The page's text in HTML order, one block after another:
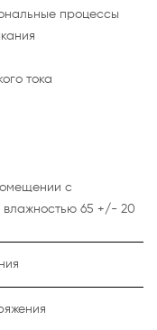
процессы
тока
с
влажностью 65 +/- 20